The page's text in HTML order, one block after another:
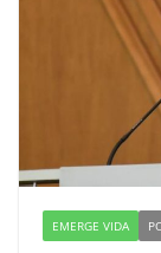
EMERGE VIDA